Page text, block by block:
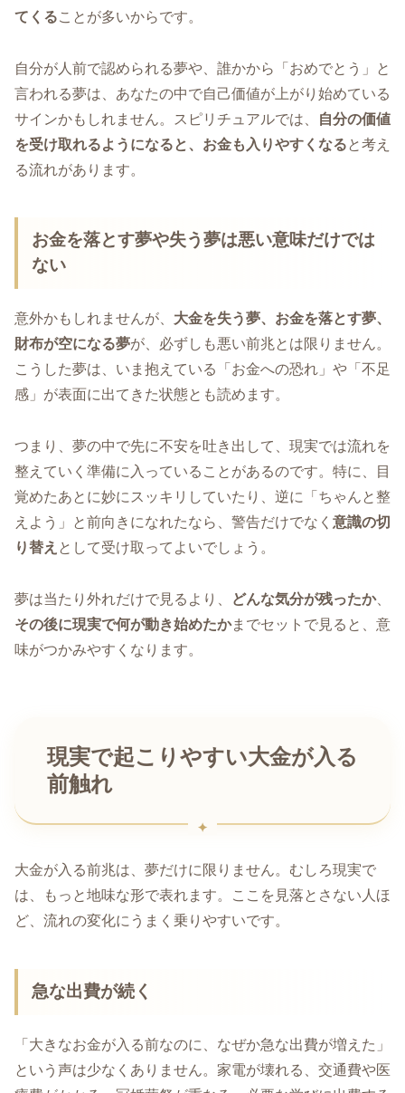
てくることが多いからです。
自分が人前で認められる夢や、誰かから「おめでとう」と
言われる夢は、あなたの中で自己価値が上がり始めている
サインかもしれません。スピリチュアルでは、
自分の価値
を受け取れるようになると、お金も入りやすくなると考え
る流れがあります。
お金を落とす夢や失う夢は悪い意味だけでは
ない
意外かもしれませんが、 大金を失う夢、お金を落とす夢、
財布が空になる夢が、必ずしも悪い前兆とは限りません。
こうした夢は、いま抱えている「お金への恐れ」や「不足
感」が表面に出てきた状態とも読めます。
つまり、夢の中で先に不安を吐き出して、現実では流れを
整えていく準備に入っていることがあるのです。特に、目
覚めたあとに妙にスッキリしていたり、逆に「ちゃんと整
えよう」と前向きになれたなら、警告だけでなく 意識の切
り替え として受け取ってよいでしょう。
夢は当たり外れだけで見るより、 どんな気分が残ったか、
その後に現実で何が動き始めたかまでセットで見ると、意
味がつかみやすくなります。
現実で起こりやすい大金が入る
前触れ
大金が入る前兆は、夢だけに限りません。むしろ現実で
は、もっと地味な形で表れます。ここを見落とさない人ほ
ど、流れの変化にうまく乗りやすいです。
急な出費が続く
「大きなお金が入る前なのに、なぜか急な出費が増えた」
という声は少なくありません。家電が壊れる、交通費や医